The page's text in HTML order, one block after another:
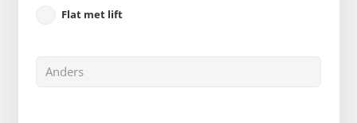
Flat met lift